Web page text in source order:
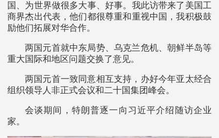
国、为世界做很多大事、好事。我此访带来了美国工
商界杰出代表，他们都很尊重和重视中国，我积极鼓
励他们拓展对华合作。
两国元首就中东局势、乌克兰危机、朝鲜半岛等
重大国际和地区问题交换了意见。
两国元首一致同意相互支持，办好今年亚太经合
组织领导人非正式会议和二十国集团峰会。
会谈期间，特朗普逐一向习近平介绍随访企业
家。